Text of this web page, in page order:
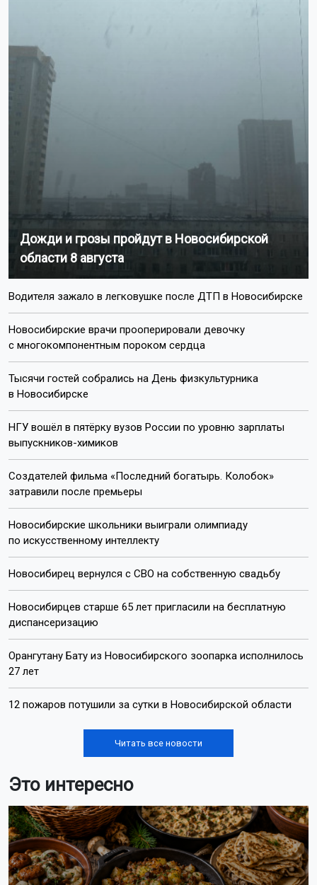
Дожди и грозы пройдут в Новосибирской
области 8 августа
Водителя зажало в легковушке после ДТП в Новосибирске
Новосибирские врачи прооперировали девочку
с многокомпонентным пороком сердца
Тысячи гостей собрались на День физкультурника
в Новосибирске
НГУ вошёл в пятёрку вузов России по уровню зарплаты
выпускников-химиков
Создателей фильма «Последний богатырь. Колобок»
затравили после премьеры
Новосибирские школьники выиграли олимпиаду
по искусственному интеллекту
Новосибирец вернулся с СВО на собственную свадьбу
Новосибирцев старше 65 лет пригласили на бесплатную
диспансеризацию
Орангутану Бату из Новосибирского зоопарка исполнилось
27 лет
12 пожаров потушили за сутки в Новосибирской области
Читать все новости
Это интересно